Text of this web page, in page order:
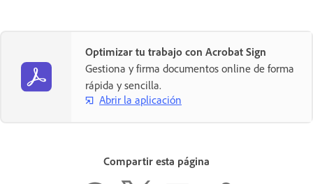
Optimizar tu trabajo con Acrobat Sign
Gestiona y firma documentos online de forma
rápida y sencilla.
Abrir la aplicación
Compartir esta página